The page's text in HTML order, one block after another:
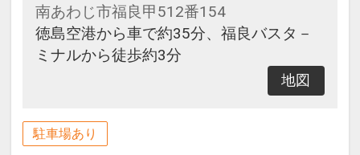
南あわじ市福良甲512番154
徳島空港から車で約35分、福良バスタ－
ミナルから徒歩約3分
地図
駐車場あり